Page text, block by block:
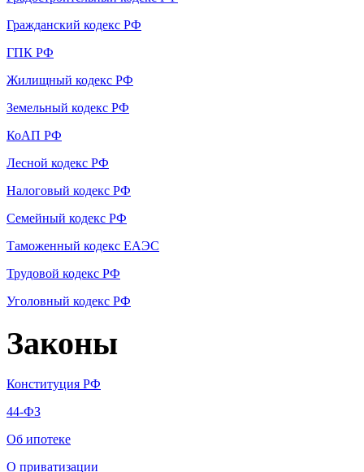
Гражданский кодекс РФ
ГПК РФ
Жилищный кодекс РФ
Земельный кодекс РФ
КоАП РФ
Лесной кодекс РФ
Налоговый кодекс РФ
Семейный кодекс РФ
Таможенный кодекс ЕАЭС
Трудовой кодекс РФ
Уголовный кодекс РФ
Законы
Конституция РФ
44-ФЗ
Об ипотеке
О приватизации